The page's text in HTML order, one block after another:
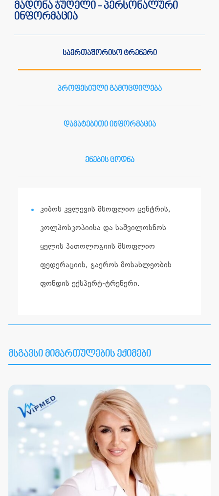
მადონა ჯუღელი - პერსონალური
ინფორმაცია
საერთაშორისო ტრენერი
პროფესიული გამოცდილება
დამატებითი ინფორმაცია
ენების ცოდნა
კიბოს კვლევის მსოფლიო ცენტრის,
კოლპოსკოპიისა და საშვილოსნოს
ყელის პათოლოგიის მსოფლიო
ფედერაციის, გაეროს მოსახლეობის
ფონდის ექსპერტ-ტრენერი.
მსგავსი მიმართულების ექიმები